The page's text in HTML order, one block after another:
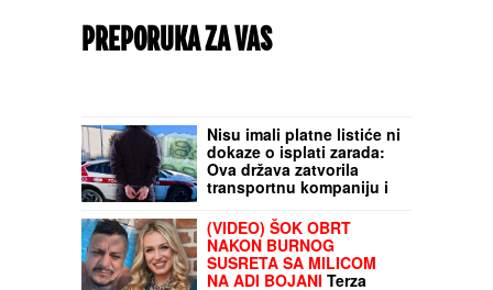
PREPORUKA ZA VAS